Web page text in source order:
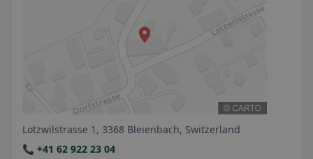
Lotzwilstrasse 1, 3368 Bleienbach, Switzerland
📞 +41 62 922 23 04